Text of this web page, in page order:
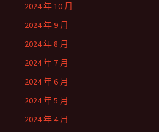
2024 年 10 月
2024 年 9 月
2024 年 8 月
2024 年 7 月
2024 年 6 月
2024 年 5 月
2024 年 4 月